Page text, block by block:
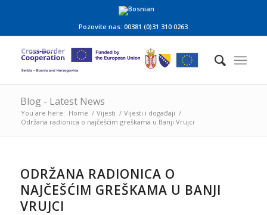
Pozovite nas: 00381 (0)31 310 0263
Blog - Latest News
You are here: Home / Vijesti / Vijesti i događaji /
Održana radionica o najčešćim greškama u Banji Vrujci
ODRŽANA RADIONICA O
NAJČEŠĆIM GREŠKAMA U BANJI
VRUJCI